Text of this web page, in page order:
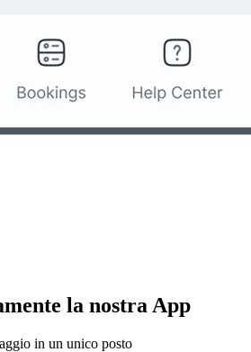
la nostra App
in un unico posto